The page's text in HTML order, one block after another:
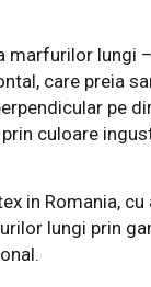
marfurilor lungi
care preia
pe
culoare
in Romania,
lungi prin